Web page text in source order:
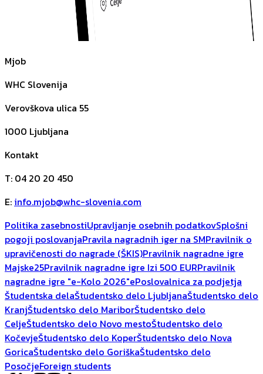
Mjob
WHC Slovenija
Verovškova ulica 55
1000 Ljubljana
Kontakt
T: 04 20 20 450
E: info.mjob@whc-slovenia.com
Politika zasebnostiUpravljanje osebnih podatkovSplošni
pogoji poslovanjaPravila nagradnih iger na SMPravilnik o
upravičenosti do nagrade (ŠKIS)Pravilnik nagradne igre
Majske25Pravilnik nagradne igre Izi 500 EURPravilnik
nagradne igre "e-Kolo 2026"ePoslovalnica za podjetja
Študentska delaŠtudentsko delo LjubljanaŠtudentsko delo
KranjŠtudentsko delo MariborŠtudentsko delo
CeljeŠtudentsko delo Novo mestoŠtudentsko delo
KočevjeŠtudentsko delo KoperŠtudentsko delo Nova
GoricaŠtudentsko delo GoriškaŠtudentsko delo
PosočjeForeign students